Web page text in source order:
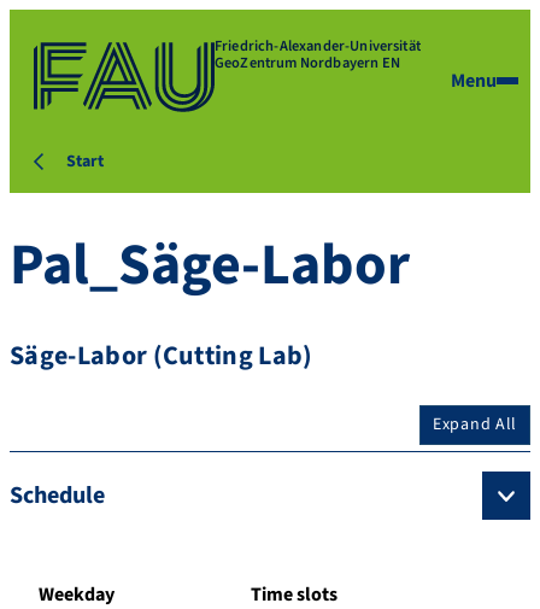
Friedrich-Alexander-Universität
GeoZentrum Nordbayern EN
Menu
Start
Pal_Säge-Labor
Säge-Labor (Cutting Lab)
Expand All
Schedule
Weekday Time slots